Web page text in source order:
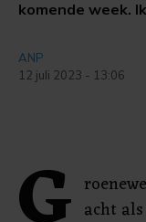
komende week.
ANP
12 juli 2023 - 13:06
acht